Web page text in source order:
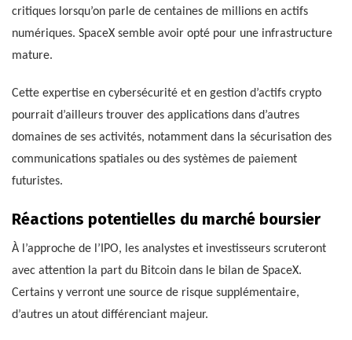
critiques lorsqu’on parle de centaines de millions en actifs
numériques. SpaceX semble avoir opté pour une infrastructure
mature.
Cette expertise en cybersécurité et en gestion d’actifs crypto
pourrait d’ailleurs trouver des applications dans d’autres
domaines de ses activités, notamment dans la sécurisation des
communications spatiales ou des systèmes de paiement
futuristes.
Réactions potentielles du marché boursier
À l’approche de l’IPO, les analystes et investisseurs scruteront
avec attention la part du Bitcoin dans le bilan de SpaceX.
Certains y verront une source de risque supplémentaire,
d’autres un atout différenciant majeur.